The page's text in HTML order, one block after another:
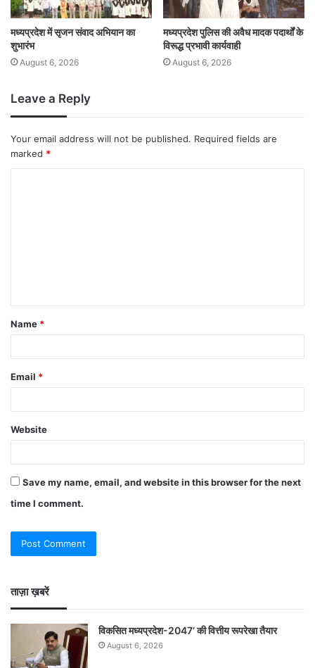
मध्यप्रदेश में सृजन संवाद अभियान का
शुभारंभ
August 6, 2026
मध्यप्रदेश पुलिस की अवैध मादक पदार्थों के
विरूद्ध प्रभावी कार्यवाही
August 6, 2026
Leave a Reply
Your email address will not be published. Required fields are
marked *
Name *
Email *
Website
Save my name, email, and website in this browser for the next
time I comment.
ताज़ा ख़बरें
विकसित मध्यप्रदेश-2047’ की वित्तीय रूपरेखा तैयार
August 6, 2026